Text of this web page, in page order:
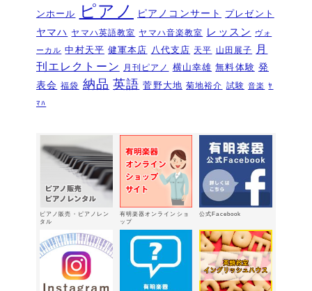
ピアノ・アドヴェンチャー研究会発表
会を実施しました～🎵
新入会おめでとう！コンサートを実施
しました～～🎵 2026年5月2日
『ピアノ・アドヴェンチャー ベーシ
ックシリーズセミナー Vol,1』講座の
お知らせ 2026年4月14日
新型エレクトーン「ELS03シリーズ」
3/15（日）健軍で日曜体験ＤＡＹ
2月18日
有明楽器オンステージ開催しました～
2026年2月16日
ンホール ピアノ ピアノコンサート プレゼント
ヤマハ ヤマハ英語教室 ヤマハ音楽教室 レッスン ヴォ
ーカル 中村天平 健軍本店 八代支店 天平 山田展子
月
刊エレクトーン
月刊ピアノ 横山幸雄 無料体験 発
表会 福袋 納品 英語 菅野大地 菊地裕介 試験 音楽 ﾔ
ﾏﾊ
ピアノ販売・ピアノレン
タル
有明楽器オンラインショ
ップ
公式Facebook